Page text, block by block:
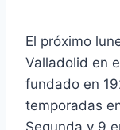
El próximo
Valladolid en
fundado en
temporadas